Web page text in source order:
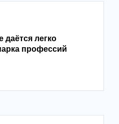
даётся легко
профессий